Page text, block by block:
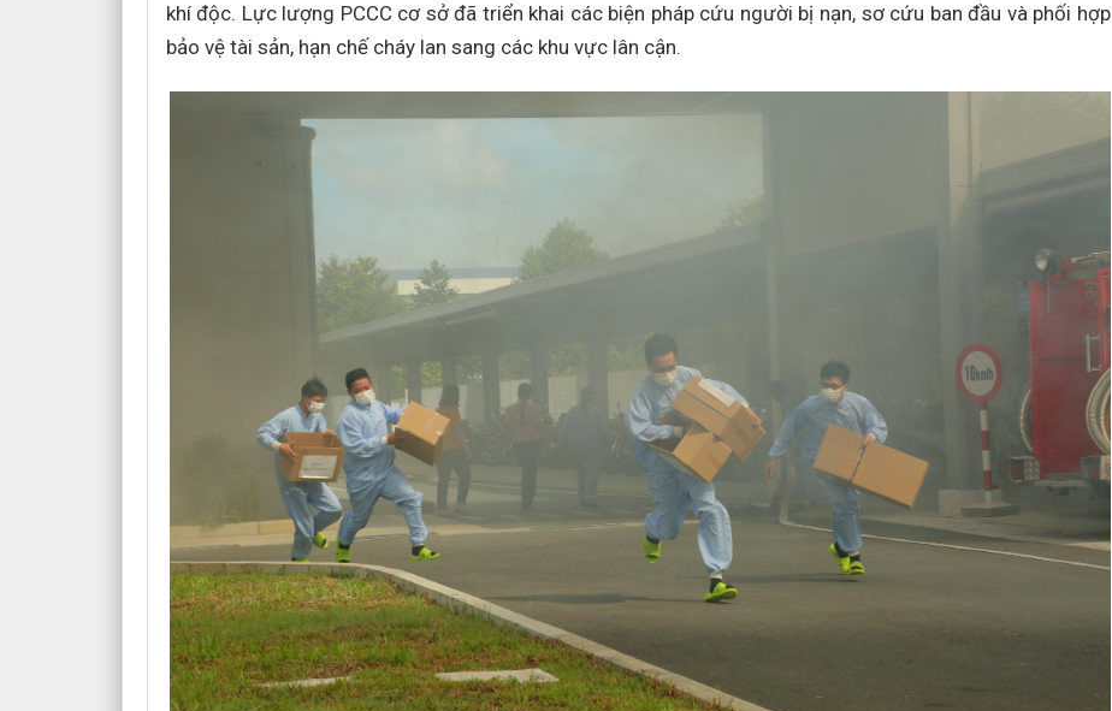
khí độc. Lực lượng PCCC cơ sở đã triển khai các biện pháp cứu người bị nạn, sơ cứu ban đầu và phối hợp
bảo vệ tài sản, hạn chế cháy lan sang các khu vực lân cận.